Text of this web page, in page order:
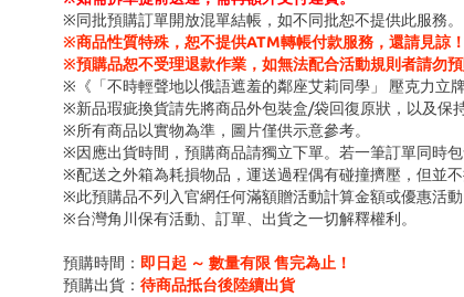
※同批預購訂單開放混單結帳，如不同批恕不提供此服務。
※商品性質特殊，恕不提供ATM轉帳付款服務，還請見諒！
※預購品恕不受理退款作業，如無法配合活動規則者請勿預
※《「不時輕聲地以俄語遮羞的鄰座艾莉同學」 壓克力立
※新品瑕疵換貨請先將商品外包裝盒/袋回復原狀，以及保
※所有商品以實物為準，圖片僅供示意參考。
※因應出貨時間，預購商品請獨立下單。若一筆訂單同時
※配送之外箱為耗損物品，運送過程偶有碰撞擠壓，但並
※此預購品不列入官網任何滿額贈活動計算金額或優惠活動
※台灣角川保有活動、訂單、出貨之一切解釋權利。
預購時間： 即日起 ～ 數量有限 售完為止！
預購出貨： 待商品抵台後陸續出貨